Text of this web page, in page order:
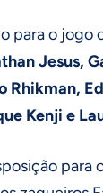
para o jogo
Jesus,
Rhikman,
Kenji e
para